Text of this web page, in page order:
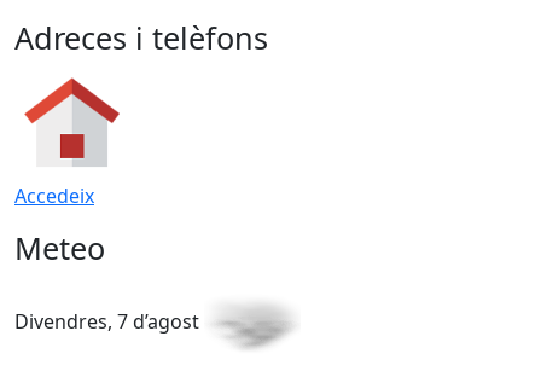
Adreces i telèfons
Accedeix
Meteo
Divendres, 7 d’agost